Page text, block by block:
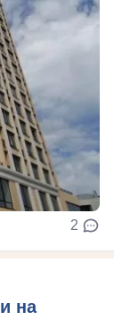
2
на